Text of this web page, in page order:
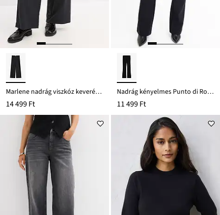
Marlene nadrág viszkóz keverékből
14 499 Ft
Nadrág kényelmes Punto di Roma anyagból
11 499 Ft